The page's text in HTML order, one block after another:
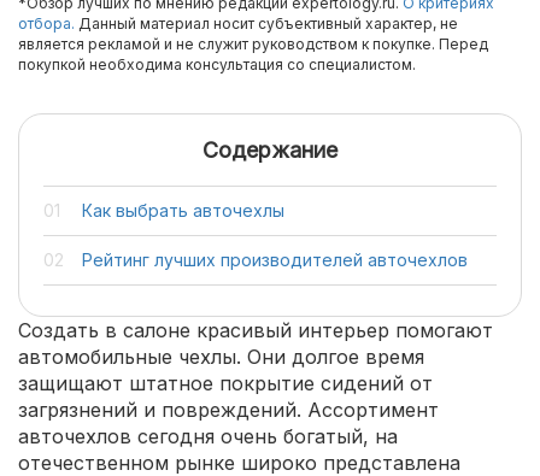
отбора. Данный материал носит субъективный характер, не
является рекламой и не служит руководством к покупке. Перед
покупкой необходима консультация со специалистом.
Содержание
Как выбрать авточехлы
Рейтинг лучших производителей авточехлов
Создать в салоне красивый интерьер помогают
автомобильные чехлы. Они долгое время
защищают штатное покрытие сидений от
загрязнений и повреждений. Ассортимент
авточехлов сегодня очень богатый, на
отечественном рынке широко представлена